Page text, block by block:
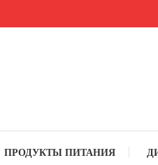
ПРОДУКТЫ ПИТАНИЯ